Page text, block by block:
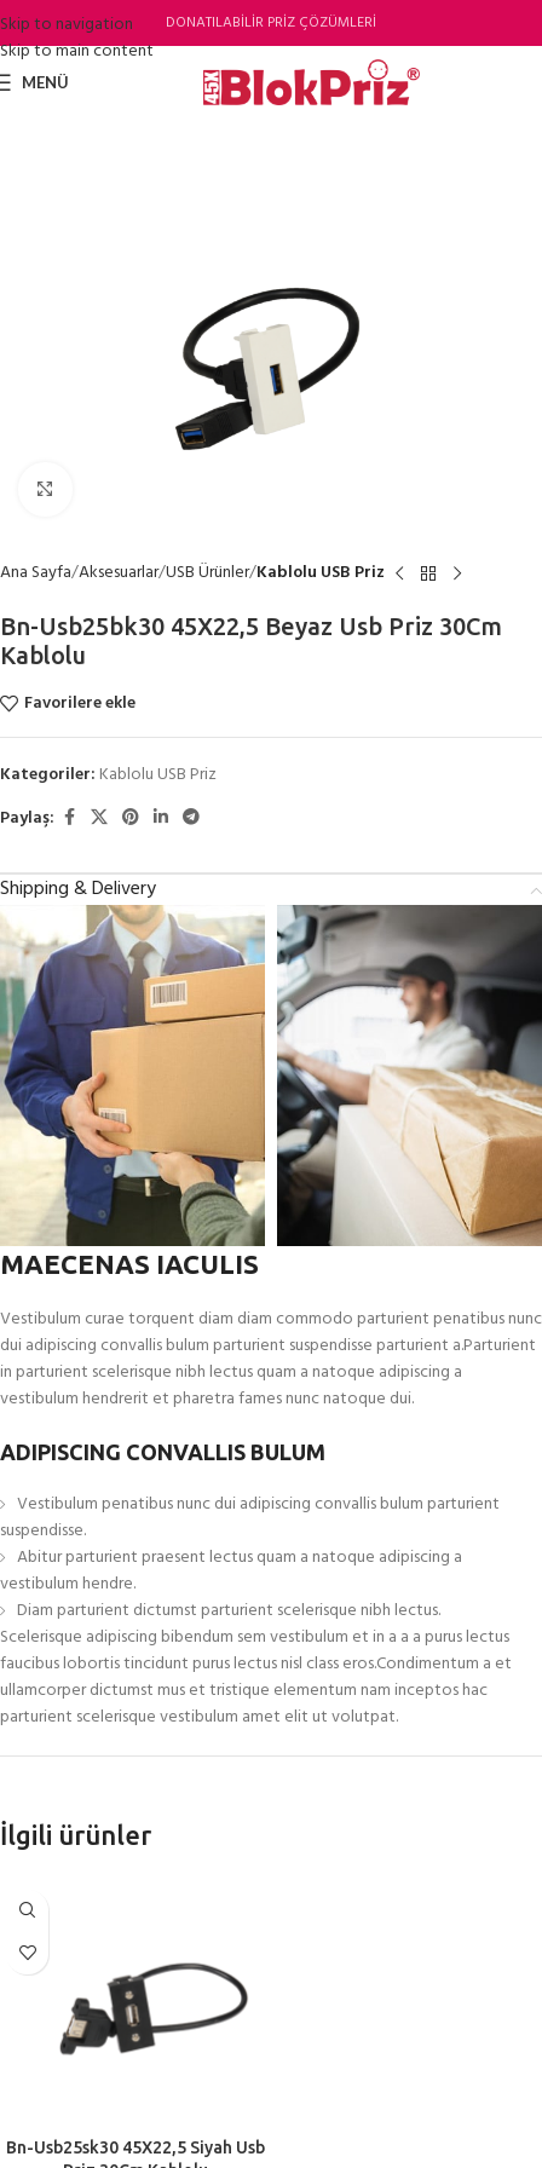
Skip to navigation
Skip to main content
DONATILABİLİR PRİZ ÇÖZÜMLERİ
MENÜ
Ana Sayfa Aksesuarlar USB Ürünler Kablolu USB Priz
Bn-Usb25bk30 45X22,5 Beyaz Usb Priz 30Cm
Kablolu
Favorilere ekle
Kategoriler: Kablolu USB Priz
Paylaş:
Shipping & Delivery
MAECENAS IACULIS
Vestibulum curae torquent diam diam commodo parturient penatibus nunc
dui adipiscing convallis bulum parturient suspendisse parturient a.Parturient
in parturient scelerisque nibh lectus quam a natoque adipiscing a
vestibulum hendrerit et pharetra fames nunc natoque dui.
ADIPISCING CONVALLIS BULUM
Vestibulum penatibus nunc dui adipiscing convallis bulum parturient
suspendisse.
Abitur parturient praesent lectus quam a natoque adipiscing a
vestibulum hendre.
Diam parturient dictumst parturient scelerisque nibh lectus.
Scelerisque adipiscing bibendum sem vestibulum et in a a a purus lectus
faucibus lobortis tincidunt purus lectus nisl class eros.Condimentum a et
ullamcorper dictumst mus et tristique elementum nam inceptos hac
parturient scelerisque vestibulum amet elit ut volutpat.
İlgili ürünler
Bn-Usb25sk30 45X22,5 Siyah Usb